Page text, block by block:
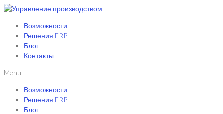
Возможности
Решения ERP
Блог
Контакты
Menu
Возможности
Решения ERP
Блог